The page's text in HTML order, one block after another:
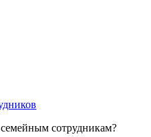
сотрудникам?